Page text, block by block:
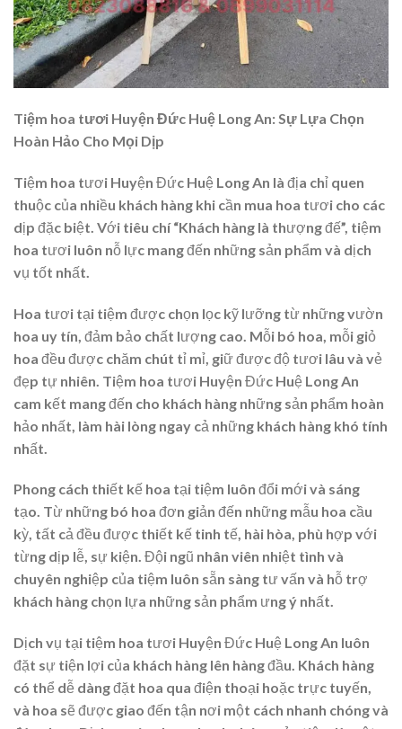
Tiệm hoa tươi Huyện Đức Huệ Long An: Sự Lựa Chọn
Hoàn Hảo Cho Mọi Dịp
Tiệm hoa tươi Huyện Đức Huệ Long An là địa chỉ quen
thuộc của nhiều khách hàng khi cần mua hoa tươi cho các
dịp đặc biệt. Với tiêu chí “Khách hàng là thượng đế”, tiệm
hoa tươi luôn nỗ lực mang đến những sản phẩm và dịch
vụ tốt nhất.
Hoa tươi tại tiệm được chọn lọc kỹ lưỡng từ những vườn
hoa uy tín, đảm bảo chất lượng cao. Mỗi bó hoa, mỗi giỏ
hoa đều được chăm chút tỉ mỉ, giữ được độ tươi lâu và vẻ
đẹp tự nhiên. Tiệm hoa tươi Huyện Đức Huệ Long An
cam kết mang đến cho khách hàng những sản phẩm hoàn
hảo nhất, làm hài lòng ngay cả những khách hàng khó tính
nhất.
Phong cách thiết kế hoa tại tiệm luôn đổi mới và sáng
tạo. Từ những bó hoa đơn giản đến những mẫu hoa cầu
kỳ, tất cả đều được thiết kế tinh tế, hài hòa, phù hợp với
từng dịp lễ, sự kiện. Đội ngũ nhân viên nhiệt tình và
chuyên nghiệp của tiệm luôn sẵn sàng tư vấn và hỗ trợ
khách hàng chọn lựa những sản phẩm ưng ý nhất.
Dịch vụ tại tiệm hoa tươi Huyện Đức Huệ Long An luôn
đặt sự tiện lợi của khách hàng lên hàng đầu. Khách hàng
có thể dễ dàng đặt hoa qua điện thoại hoặc trực tuyến,
và hoa sẽ được giao đến tận nơi một cách nhanh chóng và